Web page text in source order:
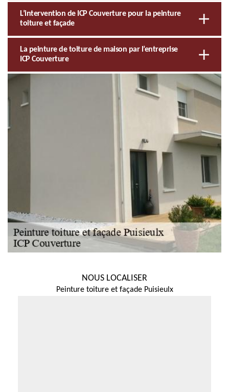
L’intervention de ICP Couverture pour la peinture
toiture et façade
La peinture de toiture de maison par l’entreprise
ICP Couverture
NOUS LOCALISER
Peinture toiture et façade Puisieulx